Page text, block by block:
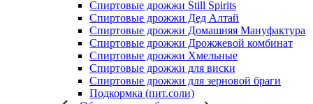
Спиртовые дрожжи Still Spirits
Спиртовые дрожжи Дед Алтай
Спиртовые дрожжи Домашняя Мануфактура
Спиртовые дрожжи Дрожжевой комбинат
Спиртовые дрожжи Хмельные
Спиртовые дрожжи для виски
Спиртовые дрожжи для зерновой браги
Подкормка (пит.соли)